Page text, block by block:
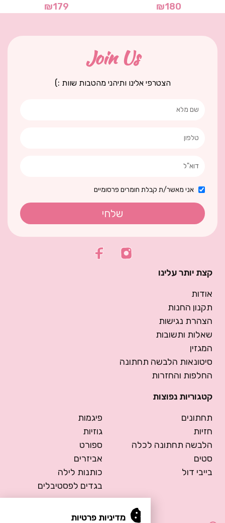
₪180
₪179
Join Us
הצטרפי אלינו ותיהני מהטבות שוות :)
אני מאשר/ת קבלת חומרים פרסומיים
שלחי
קצת יותר עלינו
אודות
תקנון החנות
הצהרת נגישות
שאלות ותשובות
המגזין
סיטונאות הלבשה תחתונה
החלפות והחזרות
קטגוריות נפוצות
תחתונים
חזיות
הלבשה תחתונה לכלה
סטים
בייבי דול
פיגמות
גוזיות
ספורט
אביזרים
כותנות לילה
בגדים לפסטיבלים
מדיניות פרטיות